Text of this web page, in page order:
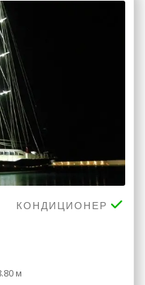
КОНДИЦИОНЕР
м